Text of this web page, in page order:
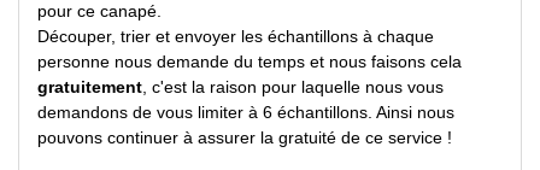
pour ce canapé.
Découper, trier et envoyer les échantillons à chaque
personne nous demande du temps et nous faisons cela
gratuitement, c'est la raison pour laquelle nous vous
demandons de vous limiter à 6 échantillons. Ainsi nous
pouvons continuer à assurer la gratuité de ce service !